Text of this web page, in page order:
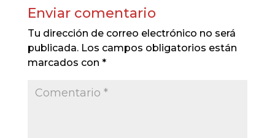
Enviar comentario
Tu dirección de correo electrónico no será
publicada. Los campos obligatorios están
marcados con *